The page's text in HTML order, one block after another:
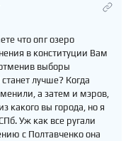
что опг озеро
в конституции Вам
выборы
лучше? Когда
а затем и мэров,
какого вы города, но я
Уж как все ругали
с Полтавченко она